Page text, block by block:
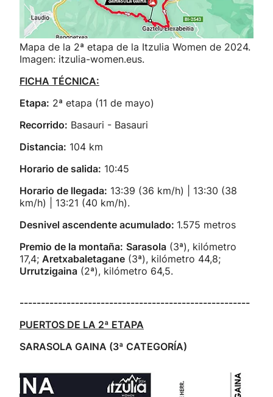
Mapa de la 2ª etapa de la Itzulia Women de 2024.
Imagen: itzulia-women.eus.
FICHA TÉCNICA:
Etapa: 2ª etapa (11 de mayo)
Recorrido: Basauri - Basauri
Distancia: 104 km
Horario de salida: 10:45
Horario de llegada: 13:39 (36 km/h) | 13:30 (38
km/h) | 13:21 (40 km/h).
Desnivel ascendente acumulado: 1.575 metros
Premio de la montaña: Sarasola (3ª), kilómetro
17,4; Aretxabaletagane (3ª), kilómetro 44,8;
Urrutzigaina (2ª), kilómetro 64,5.
------------------------------------------------------
PUERTOS DE LA 2ª ETAPA
SARASOLA GAINA (3ª CATEGORÍA)